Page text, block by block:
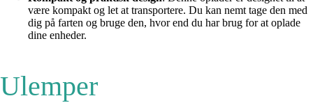
være kompakt og let at transportere. Du kan nemt tage den med
dig på farten og bruge den, hvor end du har brug for at oplade
dine enheder.
Ulemper